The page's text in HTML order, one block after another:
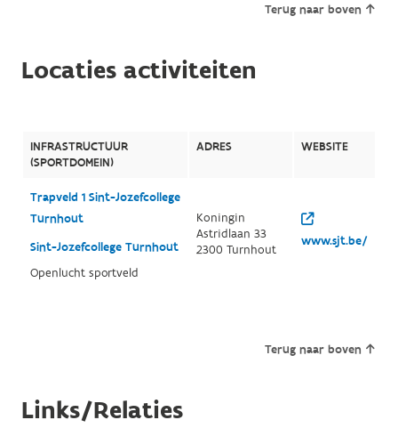
Terug naar boven
Locaties activiteiten
INFRASTRUCTUUR
(SPORTDOMEIN)
ADRES WEBSITE
Trapveld 1 Sint-Jozefcollege
Turnhout
Sint-Jozefcollege Turnhout
Openlucht sportveld
Koningin
Astridlaan 33
2300 Turnhout
www.sjt.be/
Terug naar boven
Links/Relaties